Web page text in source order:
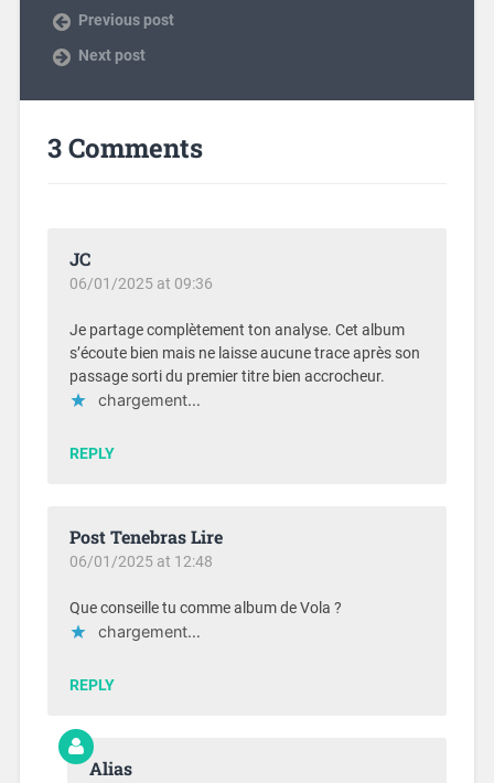
Previous post
Next post
3 Comments
JC
06/01/2025 at 09:36
Je partage complètement ton analyse. Cet album
s’écoute bien mais ne laisse aucune trace après son
passage sorti du premier titre bien accrocheur.
chargement…
REPLY
Post Tenebras Lire
06/01/2025 at 12:48
Que conseille tu comme album de Vola ?
chargement…
REPLY
Alias